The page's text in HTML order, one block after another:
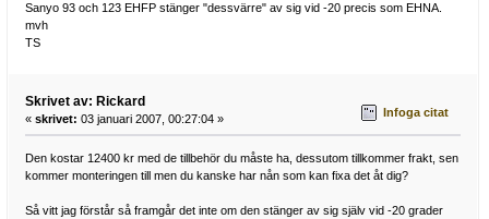
Sanyo 93 och 123 EHFP stänger "dessvärre" av sig vid -20 precis som EHNA.
mvh
TS
Skrivet av: Rickard
« skrivet: 03 januari 2007, 00:27:04 » Infoga citat
Den kostar 12400 kr med de tillbehör du måste ha, dessutom tillkommer frakt, sen
kommer monteringen till men du kanske har nån som kan fixa det åt dig?
Så vitt jag förstår så framgår det inte om den stänger av sig själv vid -20 grader